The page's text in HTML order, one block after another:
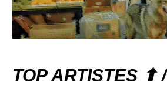
TOP ARTISTES ⬆ /